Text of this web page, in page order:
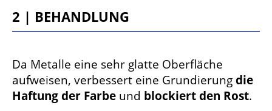
2 | Behandlung
Da Metalle eine sehr glatte Oberfläche
aufweisen, verbessert eine Grundierungdie
Haftung der Farbe und blockiert den Rost.